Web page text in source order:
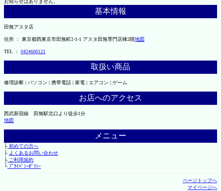
お知らせはありません。
基本情報
田無アスタ店
住所 ： 東京都西東京市田無町2-1-1 アスタ田無専門店棟2階地図
TEL ： 0424606121
取扱い商品
修理診断 | パソコン | 携帯電話 | 家電 | エアコン | ゲーム
お店へのアクセス
西武新宿線 田無駅北口より徒歩1分
地図
メニュー
├初めての方へ
├ よくあるお問い合わせ
├ご利用規約
└ﾌﾟﾗｲﾊﾞｼｰﾎﾟﾘｼｰ
ページトップへ
マイページへ